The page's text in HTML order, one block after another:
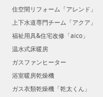
住空間リフォーム「アレンド」
上下水道専門チーム「アクア」
福祉用具&住宅改修「aico」
温水式床暖房
ガスファンヒーター
浴室暖房乾燥機
ガス衣類乾燥機「乾太くん」